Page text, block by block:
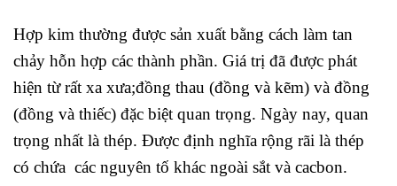
Hợp kim thường được sản xuất bằng cách làm tan
chảy hỗn hợp các thành phần. Giá trị đã được phát
hiện từ rất xa xưa;đồng thau (đồng và kẽm) và đồng
(đồng và thiếc) đặc biệt quan trọng. Ngày nay, quan
trọng nhất là thép. Được định nghĩa rộng rãi là thép
có chứa các nguyên tố khác ngoài sắt và cacbon.